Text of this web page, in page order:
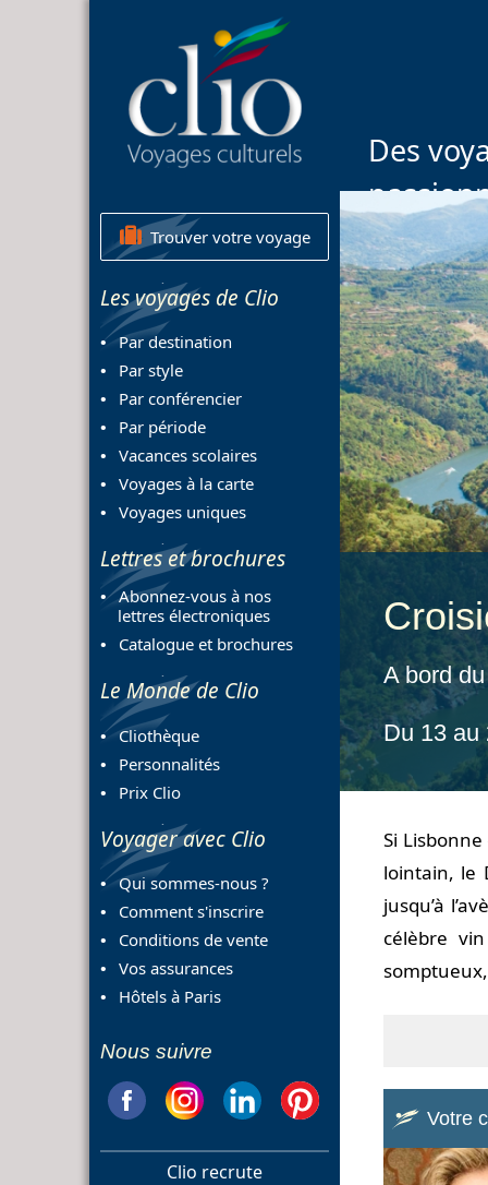
Des
Trouver votre voyage
Les voyages de Clio
Par destination
Par style
Par conférencier
Par période
Vacances scolaires
Voyages à la carte
Voyages uniques
Lettres et brochures
Abonnez-vous à nos
lettres électroniques
Catalogue et brochures
Le Monde de Clio
Cliothèque
Personnalités
Prix Clio
Voyager avec Clio
Qui sommes-nous ?
Comment s'inscrire
Conditions de vente
Vos assurances
Hôtels à Paris
Nous suivre
Clio recrute
A bord
Du 13
Si
lointain, le
jusqu’à
célèbre
Votre